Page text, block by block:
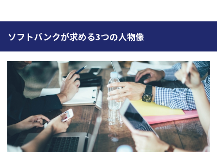
ソフトバンクが求める3つの人物像